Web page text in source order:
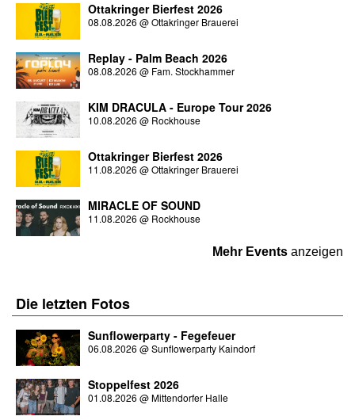
Ottakringer Bierfest 2026
08.08.2026 @Ottakringer Brauerei
Replay - Palm Beach 2026
08.08.2026 @ Fam. Stockhammer
KIM DRACULA - Europe Tour 2026
10.08.2026 @ Rockhouse
Ottakringer Bierfest 2026
11.08.2026 @Ottakringer Brauerei
MIRACLE OF SOUND
11.08.2026 @ Rockhouse
Mehr Events anzeigen
Die letzten Fotos
Sunflowerparty - Fegefeuer
06.08.2026 @Sunflowerparty Kaindorf
Stoppelfest 2026
01.08.2026 @Mittendorfer Halle